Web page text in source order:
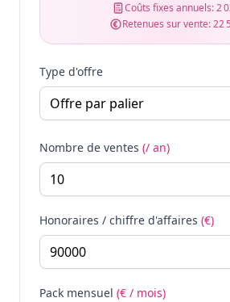
Coûts fixes annuels:2
Retenues sur vente:22
Type d'offre
Nombre de ventes (/ an)
Honoraires / chiffre d'affaires (€)
Pack mensuel (€ / mois)